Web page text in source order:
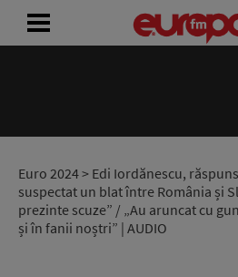
Euro 2024> Edi Iordănescu,
suspectat un blat între România și
prezinte scuze” / „Au aruncat cu
și în fanii noștri” | AUDIO
RADIO
CONCURSURI